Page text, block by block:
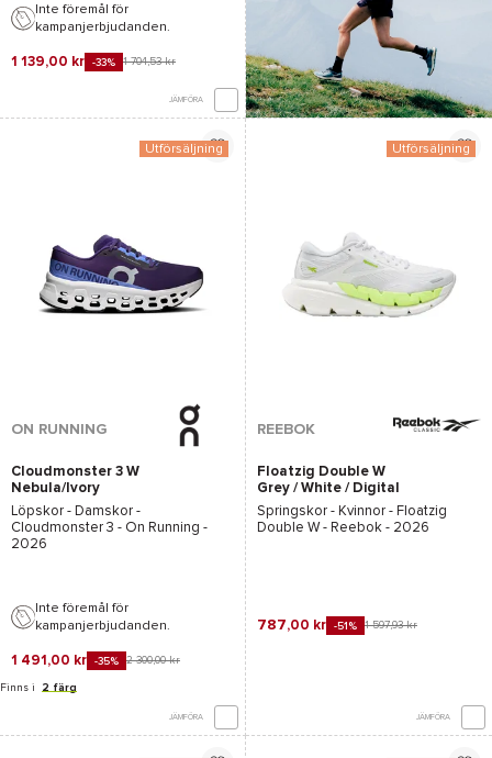
Inte föremål för
kampanjerbjudanden.
1 139,00 kr -33% 1 704,53 kr
JÄMFÖRA
Utförsäljning
ON RUNNING
Cloudmonster 3 W
Nebula/Ivory
Löpskor - Damskor -
Cloudmonster 3 - On Running -
2026
Inte föremål för
kampanjerbjudanden.
1 491,00 kr -35% 2 300,00 kr
Finns i 2 färg
JÄMFÖRA
Utförsäljning
REEBOK
Floatzig Double W
Grey / White / Digital
Lime
Springskor - Kvinnor - Floatzig
Double W - Reebok - 2026
787,00 kr -51% 1 597,93 kr
JÄMFÖRA